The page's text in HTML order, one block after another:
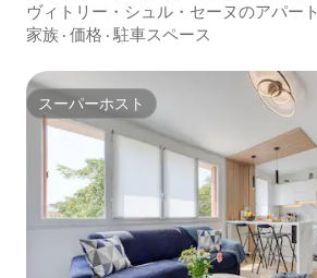
ート
ヴィトリー・シュル・セーヌのアパート
家族 · 価格 ·駐車スペース
スーパーホスト
スーパーホスト